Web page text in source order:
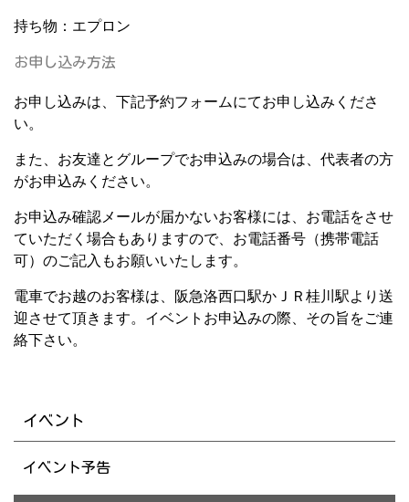
持ち物：エプロン
お申し込み方法
お申し込みは、下記予約フォームにてお申し込みくださ
い。
また、お友達とグループでお申込みの場合は、代表者の方
がお申込みください。
お申込み確認メールが届かないお客様には、お電話をさせ
ていただく場合もありますので、お電話番号（携帯電話
可）のご記入もお願いいたします。
電車でお越のお客様は、阪急洛西口駅かＪＲ桂川駅より送
迎させて頂きます。イベントお申込みの際、その旨をご連
絡下さい。
イベント
イベント予告